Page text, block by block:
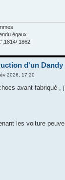
égaux
1862
d'un Dandy
2026, 17:20
avant fabriqué ,
les voiture